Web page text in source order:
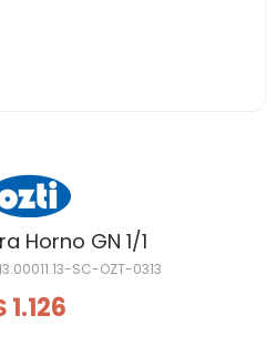
Horno GN 1/1
SC-OZT-0313
1.126